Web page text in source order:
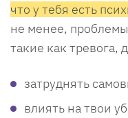
что у тебя есть
не менее,
такие как тревога,
затруднять
влиять на твои